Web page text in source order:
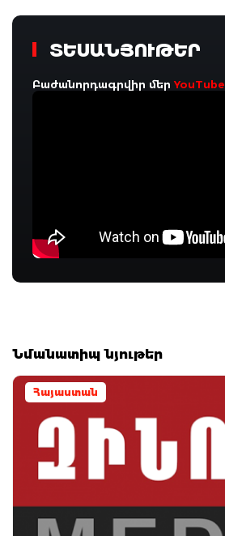
ՏԵՍԱՆՅՈՒԹԵՐ
Բաժանորդագրվիր մերYouTube
Նմանատիպ նյութեր
Հայաստան